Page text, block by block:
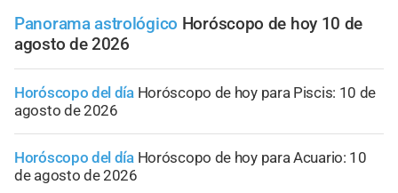
Panorama astrológico Horóscopo de hoy 10 de
agosto de 2026
Horóscopo del día Horóscopo de hoy para Piscis: 10 de
agosto de 2026
Horóscopo del día Horóscopo de hoy para Acuario: 10
de agosto de 2026